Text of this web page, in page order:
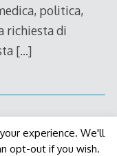
politica,
richiesta di
[…]
experience. We'll
opt-out if you wish.